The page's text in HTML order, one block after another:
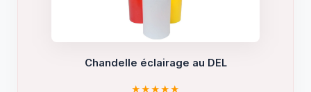
Chandelle éclairage au DEL